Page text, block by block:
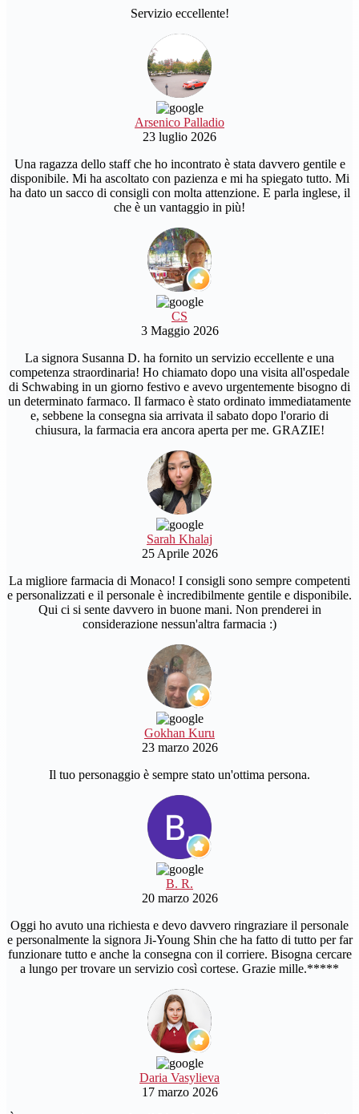
Servizio eccellente!
Arsenico Palladio
23 luglio 2026
Una ragazza dello staff che ho incontrato è stata davvero gentile e
disponibile. Mi ha ascoltato con pazienza e mi ha spiegato tutto. Mi
ha dato un sacco di consigli con molta attenzione. E parla inglese, il
che è un vantaggio in più!
CS
3 Maggio 2026
La signora Susanna D. ha fornito un servizio eccellente e una
competenza straordinaria! Ho chiamato dopo una visita all'ospedale
di Schwabing in un giorno festivo e avevo urgentemente bisogno di
un determinato farmaco. Il farmaco è stato ordinato immediatamente
e, sebbene la consegna sia arrivata il sabato dopo l'orario di
chiusura, la farmacia era ancora aperta per me. GRAZIE!
Sarah Khalaj
25 Aprile 2026
La migliore farmacia di Monaco! I consigli sono sempre competenti
e personalizzati e il personale è incredibilmente gentile e disponibile.
Qui ci si sente davvero in buone mani. Non prenderei in
considerazione nessun'altra farmacia :)
Gokhan Kuru
23 marzo 2026
Il tuo personaggio è sempre stato un'ottima persona.
B. R.
20 marzo 2026
Oggi ho avuto una richiesta e devo davvero ringraziare il personale
e personalmente la signora Ji-Young Shin che ha fatto di tutto per far
funzionare tutto e anche la consegna con il corriere. Bisogna cercare
a lungo per trovare un servizio così cortese. Grazie mille.*****
Daria Vasylieva
17 marzo 2026